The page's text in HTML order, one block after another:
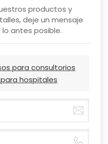
productos y
deje un mensaje
antes posible.
para consultorios
hospitales